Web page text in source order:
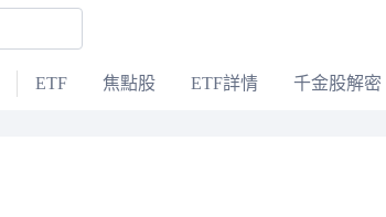
ETF 焦點股 ETF詳情 千金股解密